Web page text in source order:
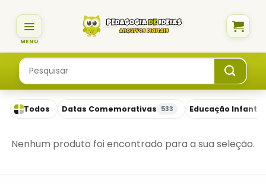
content
Pesquisar
por:
Todos Datas Comemorativas 533 Educação Infantil
Nenhum produto foi encontrado para a sua seleção.